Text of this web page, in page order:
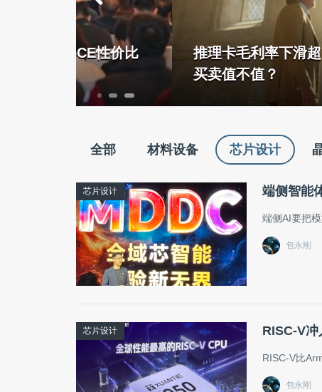
推理卡毛利率下滑超7%，天数智芯
买卖值不值？
全部 材料设备 芯片设计
芯片设计 端侧智能
端侧AI要把
包永刚
芯片设计 RISC-V
RISC-V比
包永刚